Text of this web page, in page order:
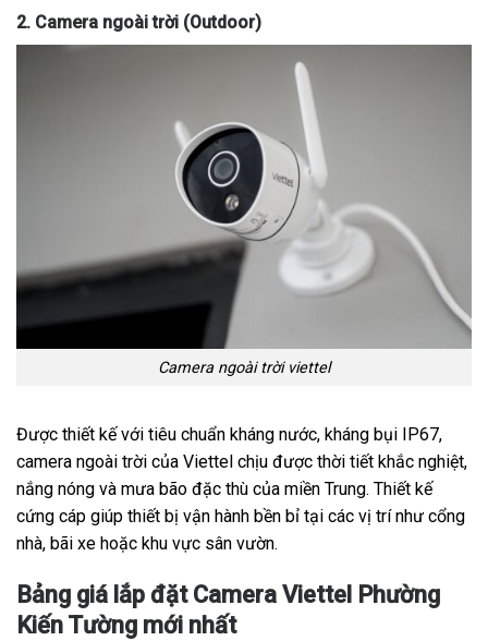
2. Camera ngoài trời (Outdoor)
Camera ngoài trời viettel
Được thiết kế với tiêu chuẩn kháng nước, kháng bụi IP67,
camera ngoài trời của Viettel chịu được thời tiết khắc nghiệt,
nắng nóng và mưa bão đặc thù của miền Trung. Thiết kế
cứng cáp giúp thiết bị vận hành bền bỉ tại các vị trí như cổng
nhà, bãi xe hoặc khu vực sân vườn.
Bảng giá lắp đặt Camera Viettel Phường
Kiến Tường mới nhất